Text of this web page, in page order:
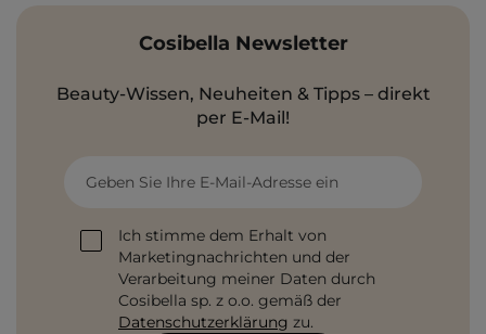
Cosibella Newsletter
Beauty-Wissen, Neuheiten & Tipps – direkt
per E-Mail!
Geben Sie Ihre E-Mail-Adresse ein
Ich stimme dem Erhalt von
Marketingnachrichten und der
Verarbeitung meiner Daten durch
Cosibella sp. z o.o. gemäß der
Datenschutzerklärung zu.